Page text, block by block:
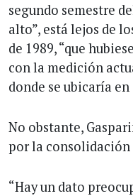
segundo semestre
alto”, está lejos de
de 1989, “que
con la medición
donde se ubicaría en
No obstante,
por la consolidación
“Hay un dato